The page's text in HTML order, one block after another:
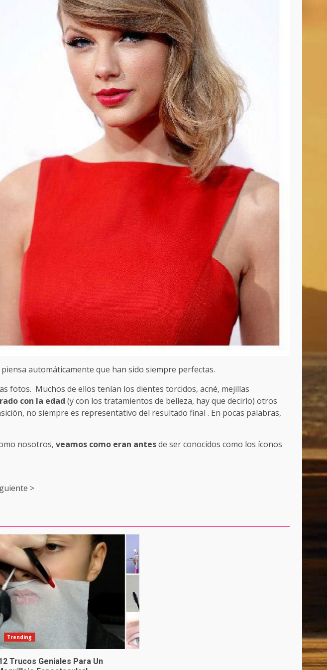
automáticamente que han sido siempre perfectas.
fotos. Muchos de ellos tenían los dientes torcidos, acné, mejillas
con la edad (y con los tratamientos de belleza, hay que decirlo) otros
no siempre es representativo del resultado final . En pocas palabras,
nosotros, veamos como eran antesde ser conocidos como los íconos
>
Trending
Trucos Geniales Para Un